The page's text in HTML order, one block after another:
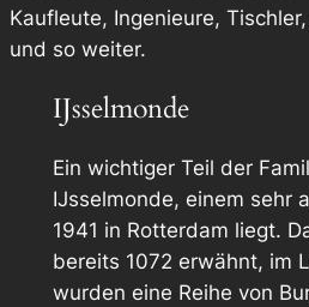
Kaufleute, Ingenieure,
und so weiter.
IJsselmonde
Ein wichtiger Teil der
IJsselmonde, einem sehr
1941 in Rotterdam liegt.
bereits 1072 erwähnt, im
wurden eine Reihe von